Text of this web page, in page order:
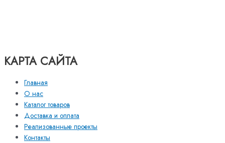
КАРТА САЙТА
Главная
О нас
Каталог товаров
Доставка и оплата
Реализованные проекты
Контакты